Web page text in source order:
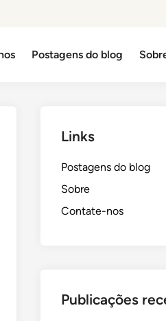
Postagens do blog
Links
Postagens do blog
Sobre
Contate-nos
Publicações